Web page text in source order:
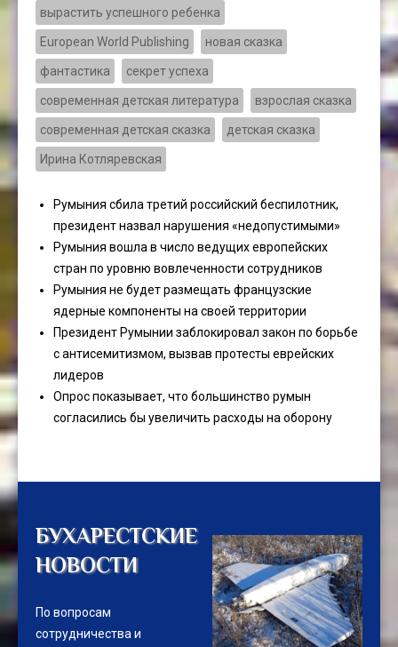
вырастить успешного ребенка
European World Publishing новая сказка
фантастика секрет успеха
современная детская литература взрослая сказка
современная детская сказка детская сказка
Ирина Котляревская
Румыния сбила третий российский беспилотник,
президент назвал нарушения «недопустимыми»
Румыния вошла в число ведущих европейских
стран по уровню вовлеченности сотрудников
Румыния не будет размещать французские
ядерные компоненты на своей территории
Президент Румынии заблокировал закон по борьбе
с антисемитизмом, вызвав протесты еврейских
лидеров
Опрос показывает, что большинство румын
согласились бы увеличить расходы на оборону
БУХАРЕСТСКИЕ
НОВОСТИ
По вопросам
сотрудничества и